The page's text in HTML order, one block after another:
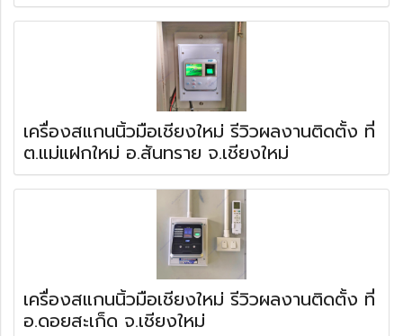
เครื่องสแกนนิ้วมือเชียงใหม่ รีวิวผลงานติดตั้ง ที่
ต.แม่แฝกใหม่ อ.สันทราย จ.เชียงใหม่
เครื่องสแกนนิ้วมือเชียงใหม่ รีวิวผลงานติดตั้ง ที่
อ.ดอยสะเก็ด จ.เชียงใหม่